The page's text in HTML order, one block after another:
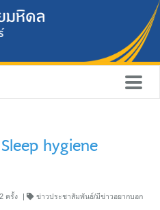
hygiene
ครั้ง ข่าวประชาสัมพันธ์/มีข่าวอยากบอก